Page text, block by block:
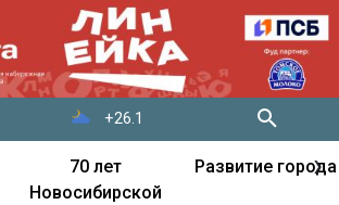
+26.1
70 лет
Новосибирской
Развитие города
›